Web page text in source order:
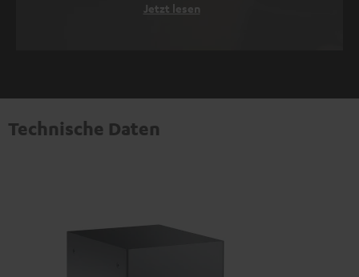
Jetzt lesen
Technische Daten